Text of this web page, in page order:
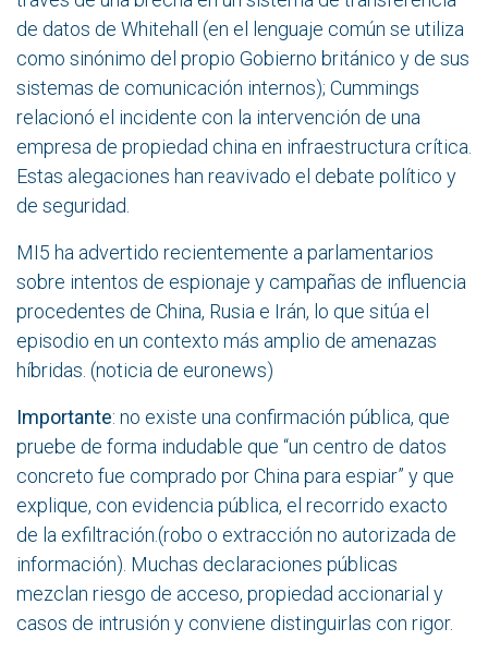
de datos de Whitehall (en el lenguaje común se utiliza
como sinónimo del propio Gobierno británico y de sus
sistemas de comunicación internos); Cummings
relacionó el incidente con la intervención de una
empresa de propiedad china en infraestructura crítica.
Estas alegaciones han reavivado el debate político y
de seguridad.
MI5 ha advertido recientemente a parlamentarios
sobre intentos de espionaje y campañas de influencia
procedentes de China, Rusia e Irán, lo que sitúa el
episodio en un contexto más amplio de amenazas
híbridas. (noticia de euronews)
Importante: no existe una confirmación pública, que
pruebe de forma indudable que “un centro de datos
concreto fue comprado por China para espiar” y que
explique, con evidencia pública, el recorrido exacto
de la exfiltración.(robo o extracción no autorizada de
información). Muchas declaraciones públicas
mezclan riesgo de acceso, propiedad accionarial y
casos de intrusión y conviene distinguirlas con rigor.